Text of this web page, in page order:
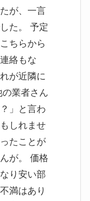
が、一言
た。 予定
ちらから
絡もな
が近隣に
業者さん
」と言わ
しれませ
たことが
が。 価格
り安い部
満はあり